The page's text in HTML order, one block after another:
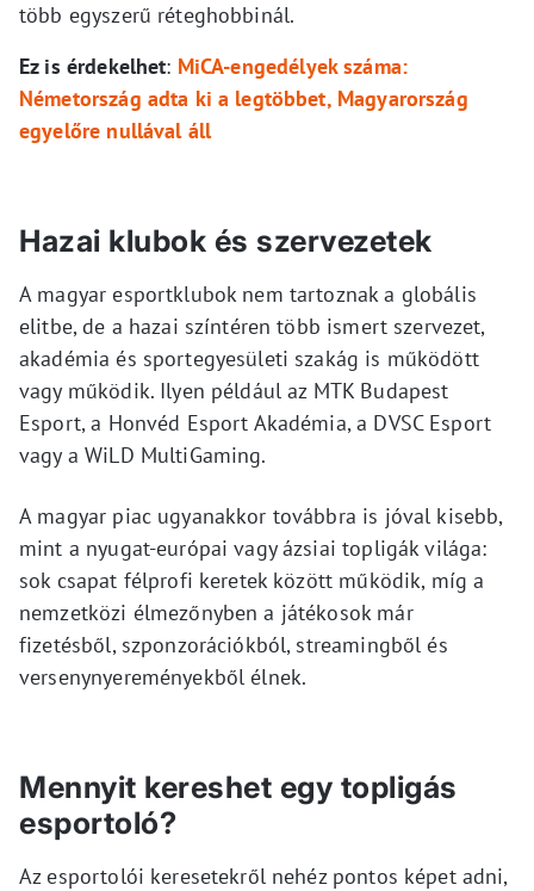
több egyszerű réteghobbinál.
Ez is érdekelhet: MiCA-engedélyek száma:
Németország adta ki a legtöbbet, Magyarország
egyelőre nullával áll
Hazai klubok és szervezetek
A magyar esportklubok nem tartoznak a globális
elitbe, de a hazai színtéren több ismert szervezet,
akadémia és sportegyesületi szakág is működött
vagy működik. Ilyen például az MTK Budapest
Esport, a Honvéd Esport Akadémia, a DVSC Esport
vagy a WiLD MultiGaming.
A magyar piac ugyanakkor továbbra is jóval kisebb,
mint a nyugat-európai vagy ázsiai topligák világa:
sok csapat félprofi keretek között működik, míg a
nemzetközi élmezőnyben a játékosok már
fizetésből, szponzorációkból, streamingből és
versenynyereményekből élnek.
Mennyit kereshet egy topligás
esportoló?
Az esportolói keresetekről nehéz pontos képet adni,